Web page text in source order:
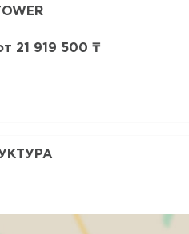
21 919 500 ₸